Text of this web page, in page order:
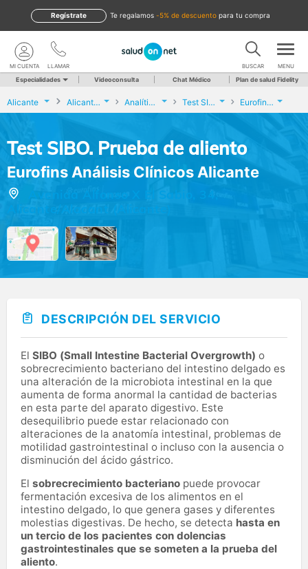
te regalamos -5% de descuento para tu compra
Regístrate
LLAMAR
MI CUENTA BUSCAR MENU
Especialidades Videoconsulta Chat Médico Plan de salud Fidelity
Alicante Alicante/Alacant Analíticas y Genética Test SIBO. Prueba de aliento Eurofins Análisis Clínicos Alicante
Test SIBO. Prueba de aliento
Eurofins Análisis Clínicos Alicante
Avenida Alfonso X El Sabio, 34,
Alicante/Alacant (Alicante)
DESCRIPCIÓN DEL SERVICIO
El SIBO (Small Intestine Bacterial Overgrowth) o
sobrecrecimiento bacteriano del intestino delgado es
una alteración de la microbiota intestinal en la que
aumenta de forma anormal la cantidad de bacterias
en esta parte del aparato digestivo. Este
desequilibrio puede estar relacionado con
alteraciones de la anatomía intestinal, problemas de
motilidad gastrointestinal o incluso con la ausencia o
disminución del ácido gástrico.
El sobrecrecimiento bacteriano puede provocar
fermentación excesiva de los alimentos en el
intestino delgado, lo que genera gases y diferentes
molestias digestivas. De hecho, se detecta hasta en
un tercio de los pacientes con dolencias
gastrointestinales que se someten a la prueba del
aliento.